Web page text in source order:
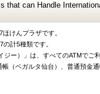
that can Handle
けんプラザです。
計5種類です。
ー）」は、すべてのATMでご
（ベガルタ仙台）、普通預金通